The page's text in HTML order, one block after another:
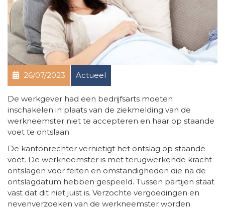
26/07/2023 Actueel
De werkgever had een bedrijfsarts moeten
inschakelen in plaats van de ziekmelding van de
werkneemster niet te accepteren en haar op staande
voet te ontslaan.
De kantonrechter vernietigt het ontslag op staande
voet. De werkneemster is met terugwerkende kracht
ontslagen voor feiten en omstandigheden die na de
ontslagdatum hebben gespeeld. Tussen partijen staat
vast dat dit niet juist is. Verzochte vergoedingen en
nevenverzoeken van de werkneemster worden